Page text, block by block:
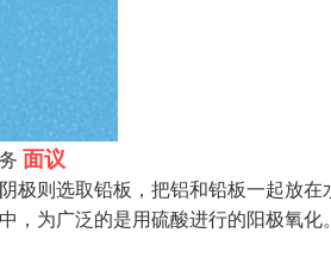
面议
极则选取铅板，把铝和铅板一起放
，为广泛的是用硫酸进行的阳极氧